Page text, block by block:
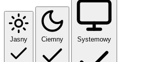
Jasny Ciemny Systemowy